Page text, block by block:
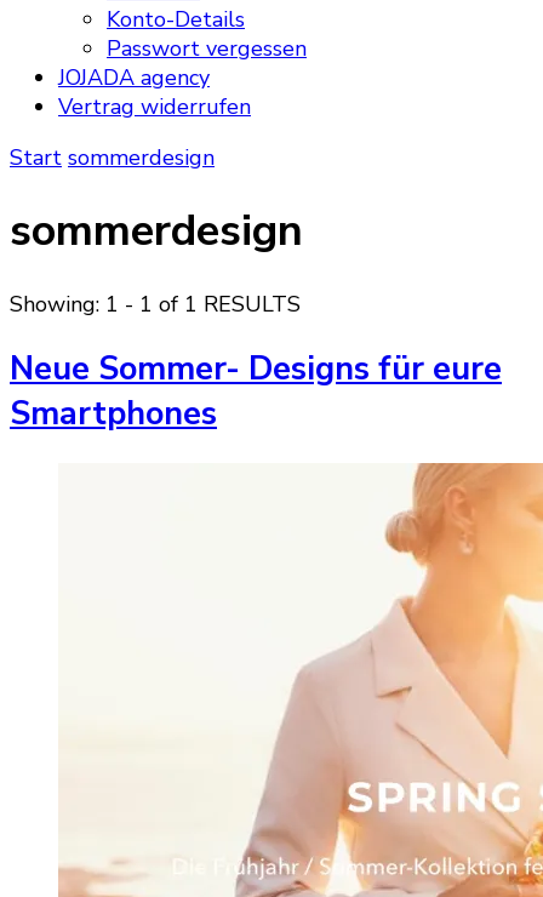
Konto-Details
Passwort vergessen
JOJADA agency
Vertrag widerrufen
Start sommerdesign
sommerdesign
Showing: 1 - 1 of 1 RESULTS
Neue Sommer- Designs für eure
Smartphones